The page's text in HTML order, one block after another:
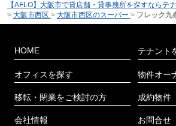
【AFLO】大阪市で貸店舗・貸事務所を探すならテ
> 大阪市西区 > 大阪市西区のスーパー > フレック九
HOME
オフィスを探す
移転・閉業をご検討の方
会社情報
テナント
物件オー
成約物件
お問合せ